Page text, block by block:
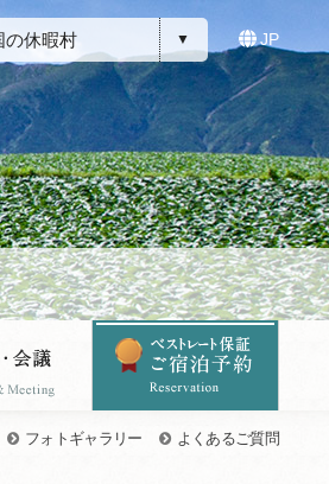
の休暇村 JP
フォトギャラリー よくあるご質問